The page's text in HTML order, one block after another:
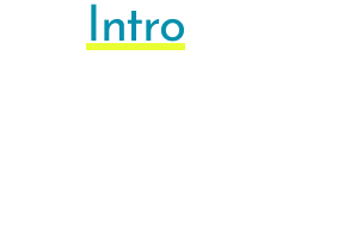
Intro